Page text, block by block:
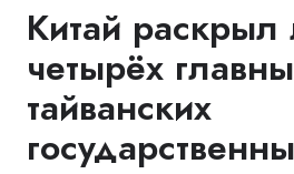
Китай раскрыл
четырёх
тайванских